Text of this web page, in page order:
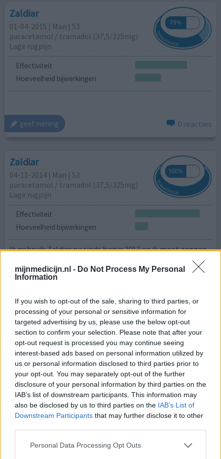
mijnmedicijn.nl - Do Not Process My Personal
Information
If you wish to opt-out of the sale, sharing to third parties, or
processing of your personal or sensitive information for
targeted advertising by us, please use the below opt-out
section to confirm your selection. Please note that after your
opt-out request is processed you may continue seeing
interest-based ads based on personal information utilized by
us or personal information disclosed to third parties prior to
your opt-out. You may separately opt-out of the further
disclosure of your personal information by third parties on the
IAB’s list of downstream participants. This information may
also be disclosed by us to third parties on the IAB’s List of
Downstream Participants that may further disclose it to other
Personal Data Processing Opt Outs
Zaldiar
01-04-2015 | Man | 53
paracetamol / tramadol (37,5/325mg)
Lage rugpijn
Effectiviteit
Hoeveelheid bijwerkingen
geef mening 0 reacties
Zaldiar
04-11-2014 | Man | 53
paracetamol / tramadol (37,5/325mg)
Lage rugpijn
Effectiviteit
Hoeveelheid bijwerkingen
Ik gebruik Zaldiar nu sinds begin 2013 en ik moet zeggen
dat ik het echt een wondermiddeltje vindt. Het eerste
medicijn waarvan ik geen bijwerkingen ervaar en dat na
een klein halfuurtje begint te werken. Ik heb last van
niet goed functioneren maar eenmaal Zaldiar geslikt
verdwijnen de rugklachten en kan ik gewoon a[lees
meer...]
geef mening 0 reacties
Zaldiar
08-07-2014 | Vrouw | 27
paracetamol / tramadol
Lage rugpijn